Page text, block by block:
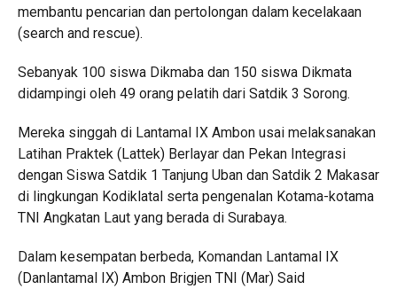
membantu pencarian dan pertolongan dalam kecelakaan
(search and rescue).
Sebanyak 100 siswa Dikmaba dan 150 siswa Dikmata
didampingi oleh 49 orang pelatih dari Satdik 3 Sorong.
Mereka singgah di Lantamal IX Ambon usai melaksanakan
Latihan Praktek (Lattek) Berlayar dan Pekan Integrasi
dengan Siswa Satdik 1 Tanjung Uban dan Satdik 2 Makasar
di lingkungan Kodiklatal serta pengenalan Kotama-kotama
TNI Angkatan Laut yang berada di Surabaya.
Dalam kesempatan berbeda, Komandan Lantamal IX
(Danlantamal IX) Ambon Brigjen TNI (Mar) Said